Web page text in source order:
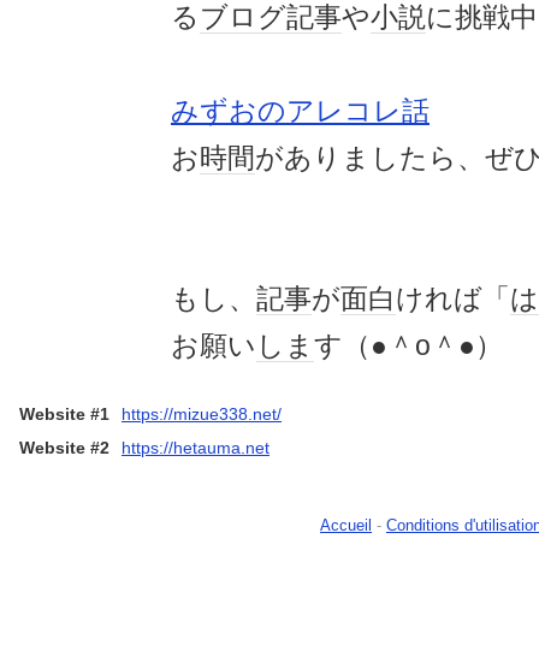
る ブログ記事や小説に挑戦
みずおのアレコレ話
お時間がありましたら、ぜ
もし、 記事が面白ければ「
お願い しま す（●＾o＾●）
Website #1
https://mizue338.net/
Website #2
https://hetauma.net
Accueil - Conditions